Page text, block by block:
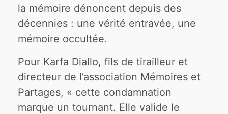
la mémoire dénoncent depuis des
décennies : une vérité entravée, une
mémoire occultée.
Pour Karfa Diallo, fils de tirailleur et
directeur de l’association Mémoires et
Partages, « cette condamnation
marque un tournant. Elle valide le